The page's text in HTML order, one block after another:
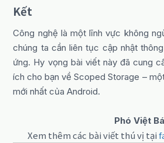
Kết
Công nghệ là một lĩnh vực không
chúng ta cần liên tục cập nhật
ứng. Hy vọng bài viết này đã cung
ích cho bạn về Scoped Storage –
mới nhất của Android.
Phó Việt
Xem thêm các bài viết thú vị tại